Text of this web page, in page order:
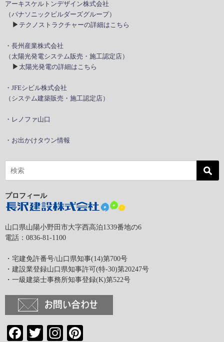
アーキスケルトンデザイン株式会社
（パナソニックビルダーズグループ）
▶ テクノストラクチャーの詳細はこちら
・長州産業株式会社
（太陽光発電システム販売・施工認定店）
▶ 太陽光発電の詳細はこちら
・JFEシビル株式会社
（システム建築販売・施工認定店）
・レノファ山口
・お出かけタウン情報
プロフィール
山口県山陽小野田市大字西高泊1339番地の6
電話：0836-81-1100
・宅建免許番号/山口県知事(14)第700号
・建設業登録山口県知事許可(特-30)第20247号
・一級建築士事務所知事登録(K)第522号
FacebookTwitter Instagram